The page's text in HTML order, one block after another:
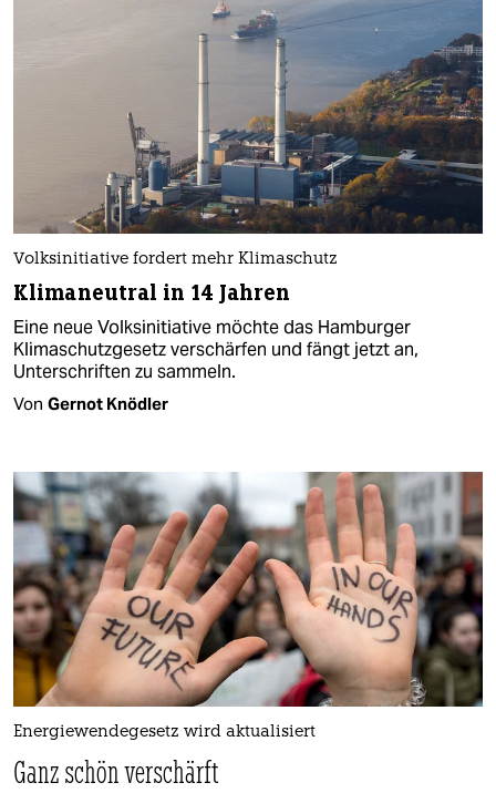
Volksinitiative fordert mehr Klimaschutz
Klimaneutral in 14 Jahren
Eine neue Volksinitiative möchte das Hamburger
Klimaschutzgesetz verschärfen und fängt jetzt an,
Unterschriften zu sammeln.
Von Gernot Knödler
Energiewendegesetz wird aktualisiert
Ganz schön verschärft